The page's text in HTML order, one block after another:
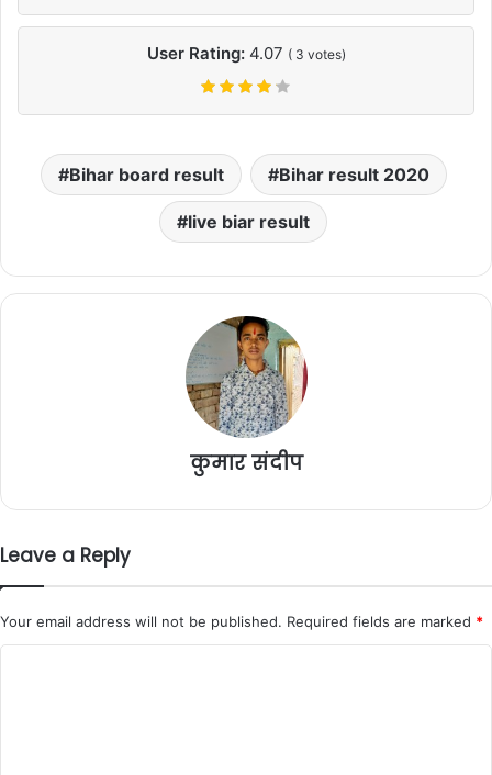
User Rating: 4.07 ( 3 votes)
Bihar board result Bihar result 2020
live biar result
कुमार संदीप
Leave a Reply
Your email address will not be published. Required fields are marked *